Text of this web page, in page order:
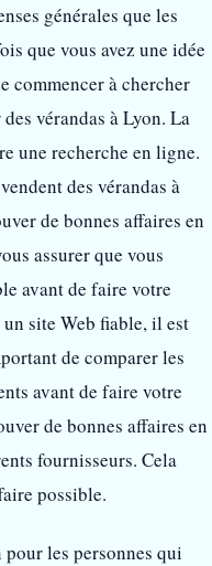
générales que les
que vous avez une idée
commencer à chercher
vérandas à Lyon. La
une recherche en ligne.
des vérandas à
de bonnes affaires en
assurer que vous
avant de faire votre
site Web fiable, il est
de comparer les
avant de faire votre
de bonnes affaires en
fournisseurs. Cela
possible.
les personnes qui